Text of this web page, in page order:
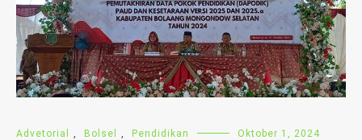
Advetorial Bolsel Pendidikan Oktober 1, 2024